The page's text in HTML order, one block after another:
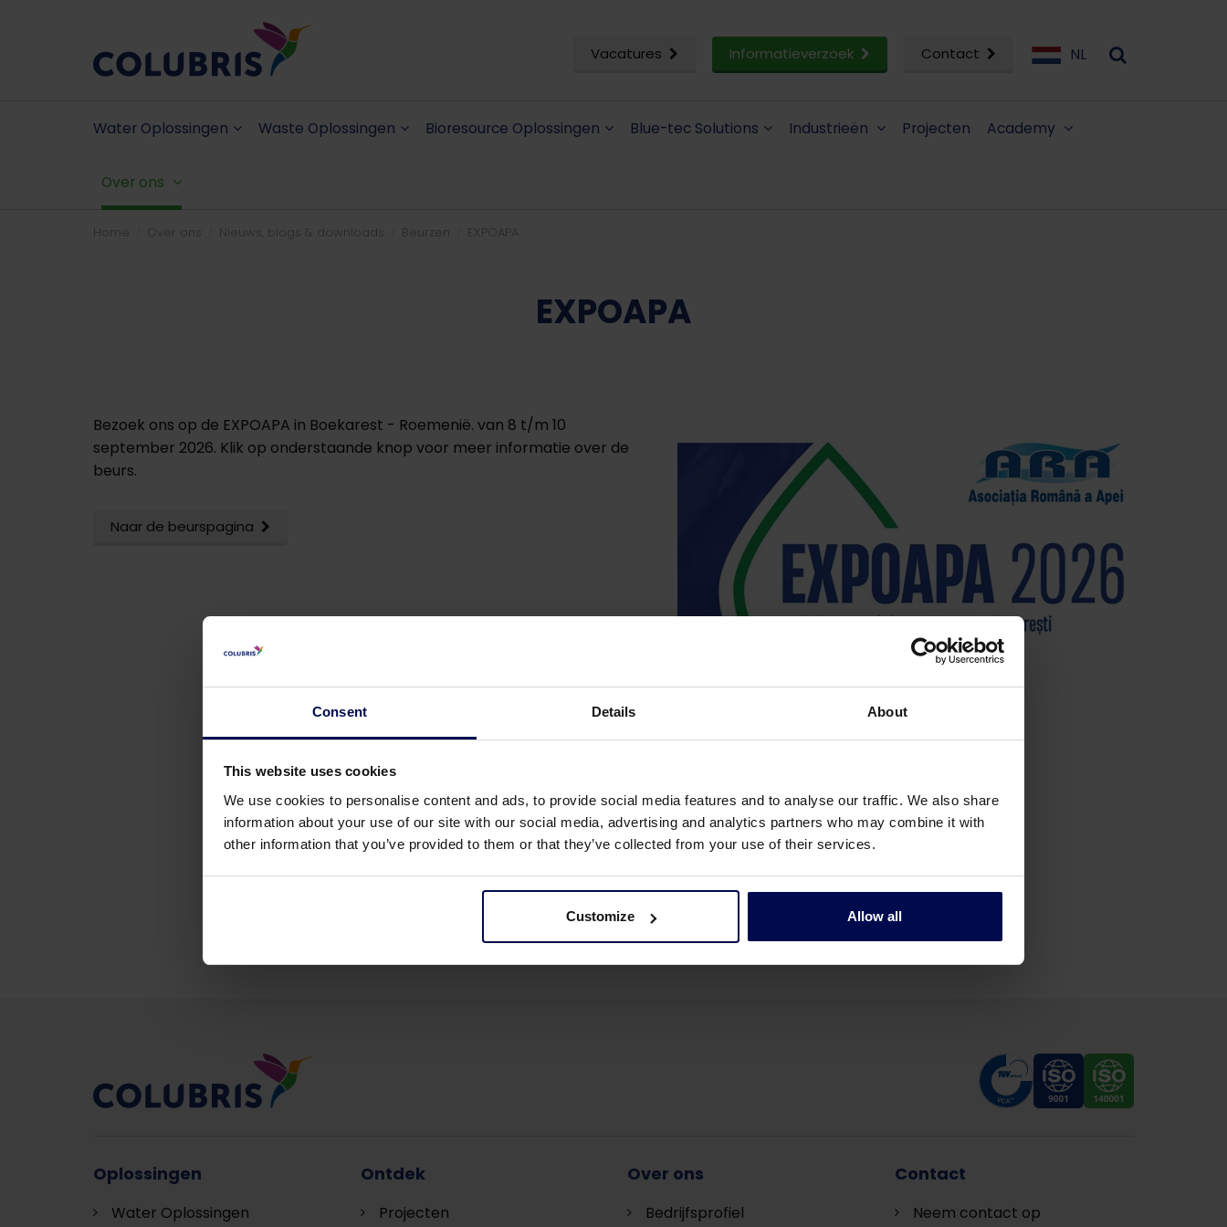
Consent Details About
This website uses cookies
We use cookies to personalise content and ads, to provide social media features and to analyse our traffic. We also share
information about your use of our site with our social media, advertising and analytics partners who may combine it with
other information that you’ve provided to them or that they’ve collected from your use of their services.
Customize Allow all
Vacatures Informatieverzoek Contact NL
Water Oplossingen Waste Oplossingen Bioresource Oplossingen Blue-tec Solutions Industrieën Projecten Academy
Over ons
Home Over ons Nieuws, blogs & downloads Beurzen EXPOAPA
EXPOAPA
Bezoek ons op de EXPOAPA in Boekarest - Roemenië. van 8 t/m 10
september 2026. Klik op onderstaande knop voor meer informatie over de
beurs.
Naar de beurspagina
Terug naar nieuws & events Deel deze pagina:
Oplossingen
Water Oplossingen
Ontdek
Projecten
Over ons
Bedrijfsprofiel
Contact
Neem contact op